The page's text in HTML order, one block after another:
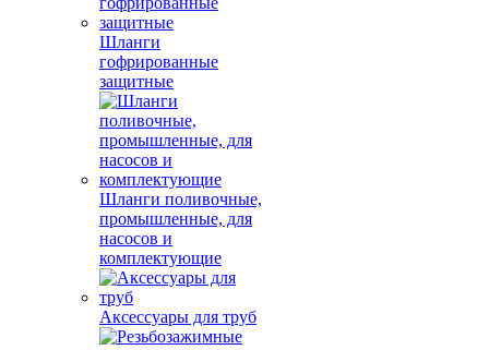
Шланги
гофрированные
защитные
Шланги поливочные,
промышленные, для
насосов и
комплектующие
Аксессуары для труб